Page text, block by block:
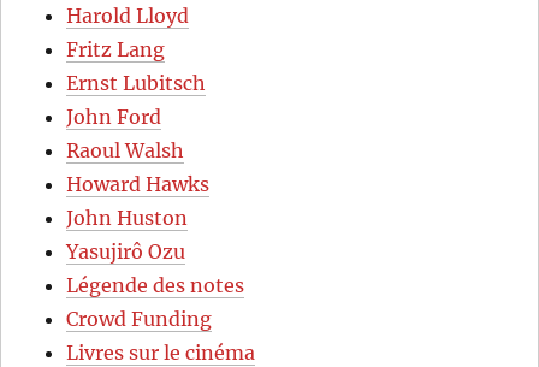
Harold Lloyd
Fritz Lang
Ernst Lubitsch
John Ford
Raoul Walsh
Howard Hawks
John Huston
Yasujirô Ozu
Légende des notes
Crowd Funding
Livres sur le cinéma